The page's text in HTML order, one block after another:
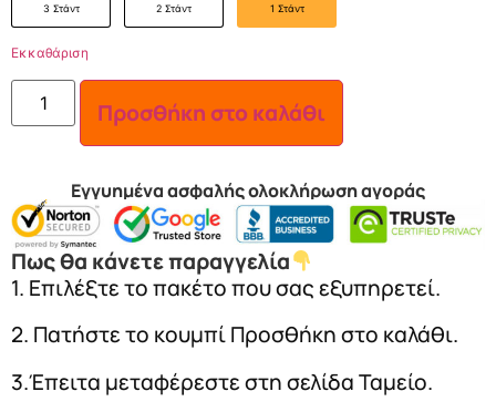
3 Στάντ 2 Στάντ 1 Στάντ
Εκκαθάριση
Προσθήκη στο καλάθι
Εγγυημένα ασφαλής ολοκλήρωση αγοράς
Πως θα κάνετε παραγγελία
1. Επιλέξτε το πακέτο που σας εξυπηρετεί.
2. Πατήστε το κουμπί Προσθήκη στο καλάθι.
3.Έπειτα μεταφέρεστε στη σελίδα Ταμείο.